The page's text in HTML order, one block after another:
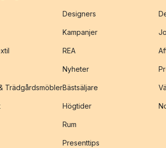
Trädgårdsmöbler
Designers
Kampanjer
REA
Nyheter
Bästsäljare
Högtider
Rum
Presenttips